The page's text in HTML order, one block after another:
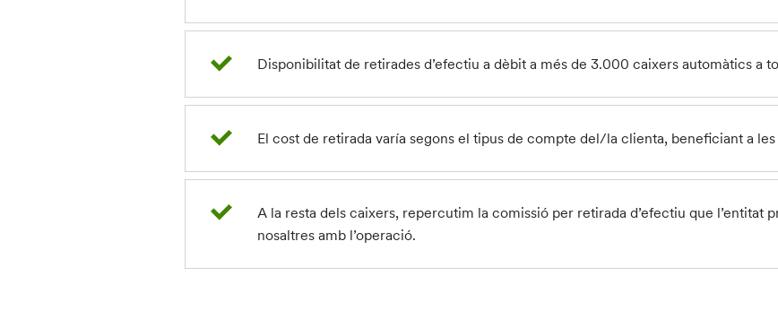
Disponibilitat de retirades d’efectiu a dèbit a més de 3.000 caixers automàtics a
El cost de retirada varía segons el tipus de compte del/la clienta, beneficiant a
A la resta dels caixers, repercutim la comissió per retirada d’efectiu que l’entitat
nosaltres amb l’operació.